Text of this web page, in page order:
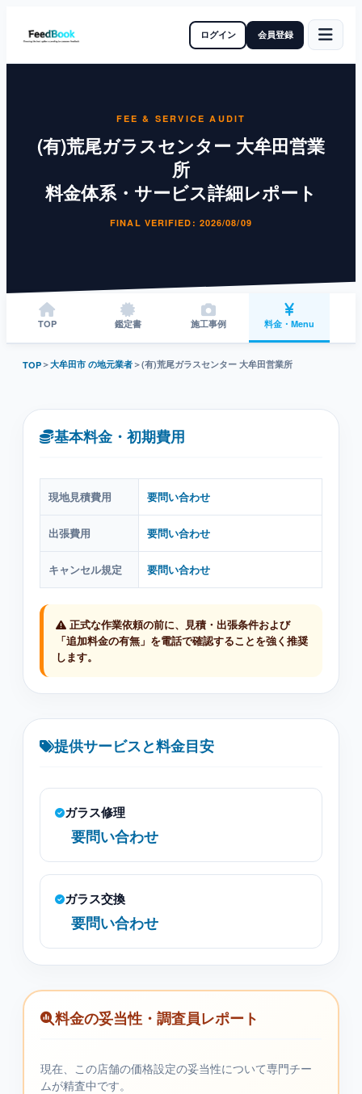
ログイン 会員登録
FEE & SERVICE AUDIT
(有)荒尾ガラスセンター 大牟田営業
所
料金体系・サービス詳細レポート
FINAL VERIFIED: 2026/08/09
TOP 鑑定書 施工事例 料金・Menu
TOP＞大牟田市 の地元業者＞(有)荒尾ガラスセンター 大牟田営業所
基本料金・初期費用
現地見積費用 要問い合わせ
出張費用 要問い合わせ
キャンセル規定 要問い合わせ
正式な作業依頼の前に、見積・出張条件および
「追加料金の有無」を電話で確認することを強く推奨
します。
提供サービスと料金目安
ガラス修理
要問い合わせ
ガラス交換
要問い合わせ
料金の妥当性・調査員レポート
現在、この店舗の価格設定の妥当性について専門チー
ムが精査中です。